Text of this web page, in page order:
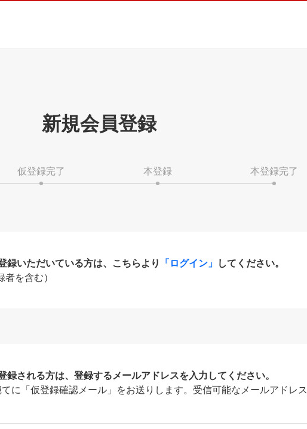
新規会員登録
仮登録完了 本登録 本登録完了
録いただいている方は、こちらより 「ログイン」 してください。
を含む）
される方は、登録するメールアドレスを入力してください。
に「仮登録確認メール」をお送りします。受信可能なメールアドレス